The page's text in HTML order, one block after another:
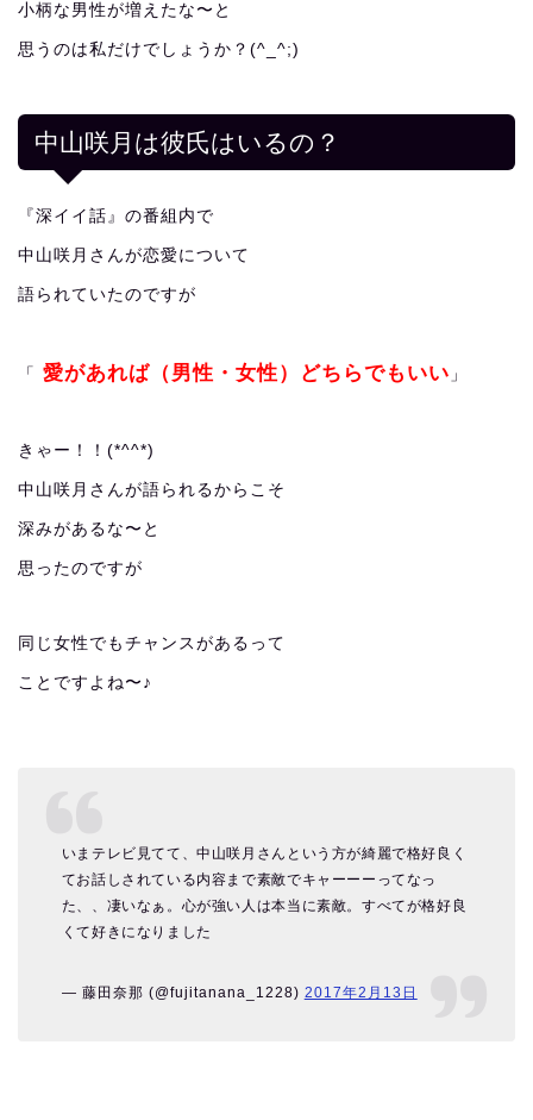
小柄な男性が増えたな〜と
思うのは私だけでしょうか？(^_^;)
中山咲月は彼氏はいるの？
『深イイ話』の番組内で
中山咲月さんが恋愛について
語られていたのですが
「 愛があれば（男性・女性）どちらでもいい 」
きゃー！！(*^^*)
中山咲月さんが語られるからこそ
深みがあるな〜と
思ったのですが
同じ女性でもチャンスがあるって
ことですよね〜♪
いまテレビ見てて、中山咲月さんという方が綺麗で格好良く
てお話しされている内容まで素敵でキャーーーってなっ
た、、凄いなぁ。心が強い人は本当に素敵。すべてが格好良
くて好きになりました
— 藤田奈那 (@fujitanana_1228) 2017年2月13日